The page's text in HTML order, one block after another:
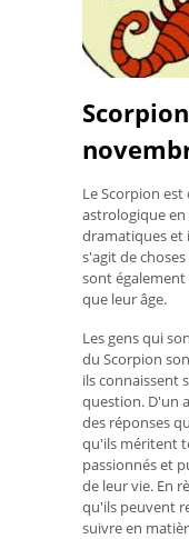
Le Scorpion
astrologique
dramatiques et
s'agit de
sont
que leur âge.
Les gens qui
du Scorpion
ils connaissent
question. D'un
des réponses
qu'ils méritent
passionnés et
de leur vie. En
qu'ils peuvent
suivre en